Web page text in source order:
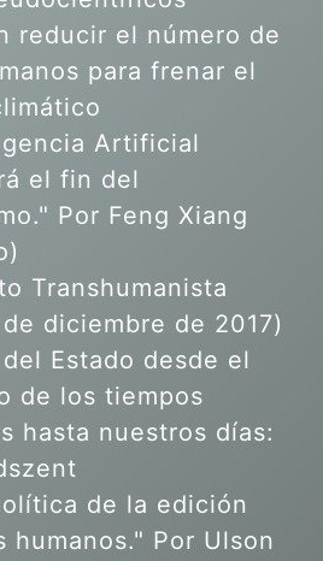
reducir el número de
para frenar el
Artificial
el fin del
Por Feng Xiang
Transhumanista
diciembre de 2017)
Estado desde el
de los tiempos
hasta nuestros días:
de la edición
humanos." Por Ulson